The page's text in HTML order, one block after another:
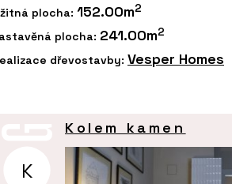
plocha: 152.00m2
plocha: 241.00m2
dřevostavby: Vesper Homes
K
Kolem kamen